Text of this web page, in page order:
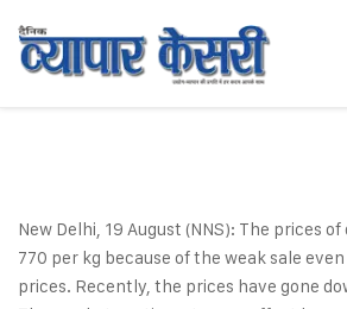
New Delhi, 19 August (NNS): The prices
770 per kg because of the weak sale
prices. Recently, the prices have gone